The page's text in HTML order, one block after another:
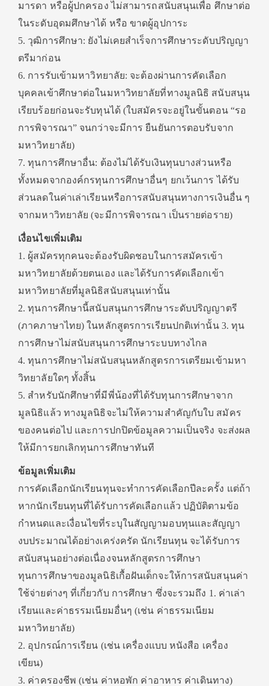
มารดา หรือผู้ปกครอง ไม่สามารถสนับสนุนเพื่อ ศึกษาต่อ
ในระดับอุดมศึกษาได้ หรือ ขาดผู้อุปการะ
5. วุฒิการศึกษา: ยังไม่เคยสำเร็จการศึกษาระดับปริญญา
ตรีมาก่อน
6. การรับเข้ามหาวิทยาลัย: จะต้องผ่านการคัดเลือก
บุคคลเข้าศึกษาต่อในมหาวิทยาลัยที่ทางมูลนิธิ สนับสนุน
เรียบร้อยก่อนจะรับทุนได้ (ใบสมัครจะอยู่ในขั้นตอน “รอ
การพิจารณา” จนกว่าจะมีการ ยืนยันการตอบรับจาก
มหาวิทยาลัย)
7. ทุนการศึกษาอื่น: ต้องไม่ได้รับเงินทุนบางส่วนหรือ
ทั้งหมดจากองค์กรทุนการศึกษาอื่นๆ ยกเว้นการ ได้รับ
ส่วนลดในค่าเล่าเรียนหรือการสนับสนุนทางการเงินอื่น ๆ
จากมหาวิทยาลัย (จะมีการพิจารณา เป็นรายต่อราย)
เงื่อนไขเพิ่มเติม
1. ผู้สมัครทุกคนจะต้องรับผิดชอบในการสมัครเข้า
มหาวิทยาลัยด้วยตนเอง และได้รับการคัดเลือกเข้า
มหาวิทยาลัยที่มูลนิธิสนับสนุนเท่านั้น
2. ทุนการศึกษานี้สนับสนุนการศึกษาระดับปริญญาตรี
(ภาคภาษาไทย) ในหลักสูตรการเรียนปกติเท่านั้น 3. ทุน
การศึกษาไม่สนับสนุนการศึกษาระบบทางไกล
4. ทุนการศึกษาไม่สนับสนุนหลักสูตรการเตรียมเข้ามหา
วิทยาลัยใดๆ ทั้งสิ้น
5. สำหรับนักศึกษาที่มีพี่น้องที่ได้รับทุนการศึกษาจาก
มูลนิธิแล้ว ทางมูลนิธิจะไม่ให้ความสำคัญกับใบ สมัคร
ของคนต่อไป และการปกปิดข้อมูลความเป็นจริง จะส่งผล
ให้มีการยกเลิกทุนการศึกษาทันที
ข้อมูลเพิ่มเติม
การคัดเลือกนักเรียนทุนจะทำการคัดเลือกปีละครั้ง แต่ถ้า
หากนักเรียนทุนที่ได้รับการคัดเลือกแล้ว ปฏิบัติตามข้อ
กำหนดและเงื่อนไขที่ระบุในสัญญามอบทุนและสัญญา
งบประมาณได้อย่างเคร่งครัด นักเรียนทุน จะได้รับการ
สนับสนุนอย่างต่อเนื่องจนหลักสูตรการศึกษา
ทุนการศึกษาของมูลนิธิเกื้อฝันเด็กจะให้การสนับสนุนค่า
ใช้จ่ายต่างๆ ที่เกี่ยวกับ การศึกษา ซึ่งจะรวมถึง 1. ค่าเล่า
เรียนและค่าธรรมเนียมอื่นๆ (เช่น ค่าธรรมเนียม
มหาวิทยาลัย)
2. อุปกรณ์การเรียน (เช่น เครื่องแบบ หนังสือ เครื่อง
เขียน)
3. ค่าครองชีพ (เช่น ค่าหอพัก ค่าอาหาร ค่าเดินทาง)